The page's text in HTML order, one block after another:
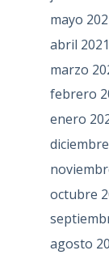
mayo
abril 2021
marzo
febrero
enero
octubre
agosto